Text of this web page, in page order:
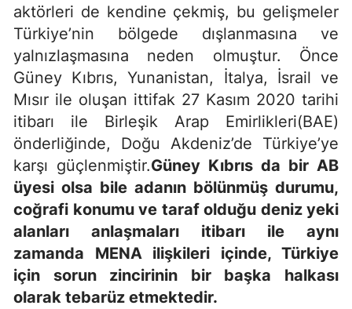
aktörleri de kendine çekmiş, bu gelişmeler
Türkiye’nin bölgede dışlanmasına ve
yalnızlaşmasına neden olmuştur. Önce
Güney Kıbrıs, Yunanistan, İtalya, İsrail ve
Mısır ile oluşan ittifak 27 Kasım 2020 tarihi
itibarı ile Birleşik Arap Emirlikleri(BAE)
önderliğinde, Doğu Akdeniz’de Türkiye’ye
karşı güçlenmiştir.Güney Kıbrıs da bir AB
üyesi olsa bile adanın bölünmüş durumu,
coğrafi konumu ve taraf olduğu deniz yeki
alanları anlaşmaları itibarı ile aynı
zamanda MENA ilişkileri içinde, Türkiye
için sorun zincirinin bir başka halkası
olarak tebarüz etmektedir.